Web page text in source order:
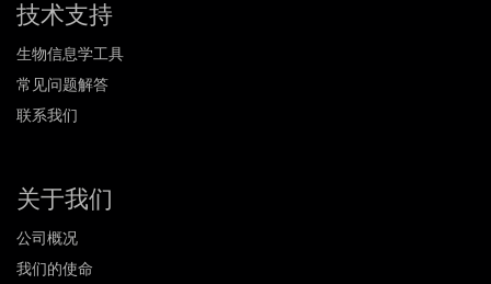
技术支持
生物信息学工具
常见问题解答
联系我们
关于我们
公司概况
我们的使命